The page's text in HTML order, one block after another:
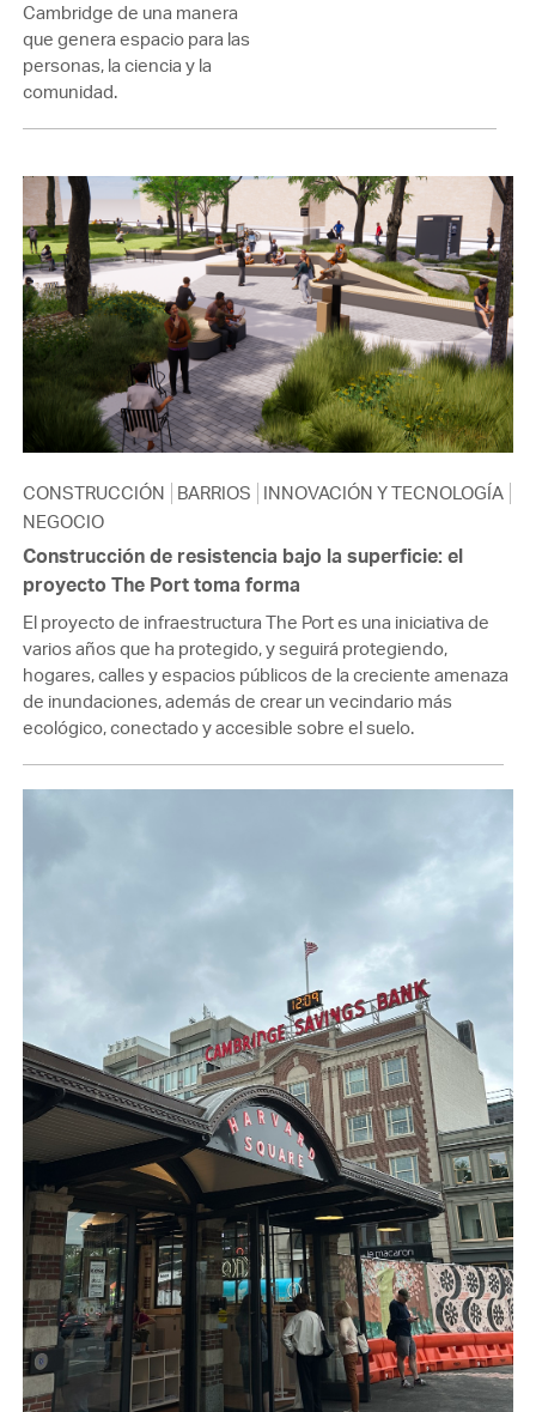
Cambridge de una manera
que genera espacio para las
personas, la ciencia y la
comunidad.
CONSTRUCCIÓN BARRIOS
INNOVACIÓN Y TECNOLOGÍA
NEGOCIO
Construcción de resistencia bajo la superficie: el
proyecto The Port toma forma
El proyecto de infraestructura The Port es una iniciativa de
varios años que ha protegido, y seguirá protegiendo,
hogares, calles y espacios públicos de la creciente amenaza
de inundaciones, además de crear un vecindario más
ecológico, conectado y accesible sobre el suelo.